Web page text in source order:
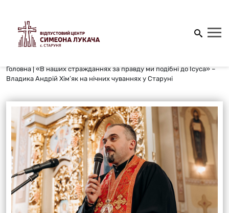
Головна | «В наших стражданнях за правду ми подібні до Ісуса» –
Владика Андрій Хім’як на нічних чуваннях у Старуні